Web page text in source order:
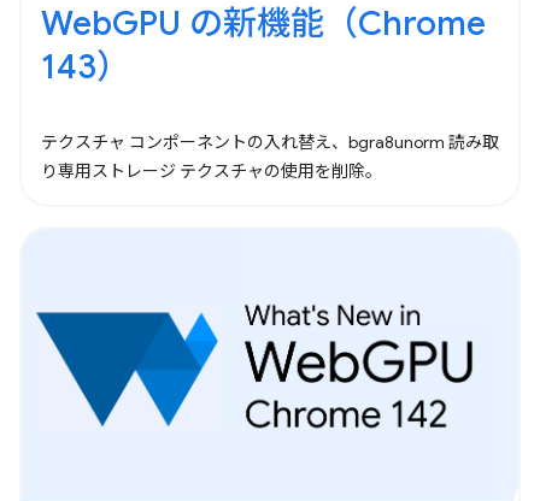
WebGPU の新機能（Chrome
143）
テクスチャ コンポーネントの入れ替え、bgra8unorm 読み取
り専用ストレージ テクスチャの使用を削除。